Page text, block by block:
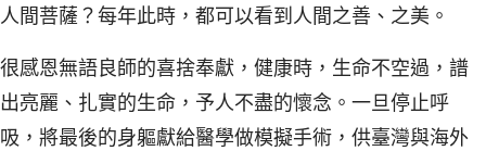
人間菩薩？每年此時，都可以看到人間之善、之美。
很感恩無語良師的喜捨奉獻，健康時，生命不空過，譜
出亮麗、扎實的生命，予人不盡的懷念。一旦停止呼
吸，將最後的身軀獻給醫學做模擬手術，供臺灣與海外